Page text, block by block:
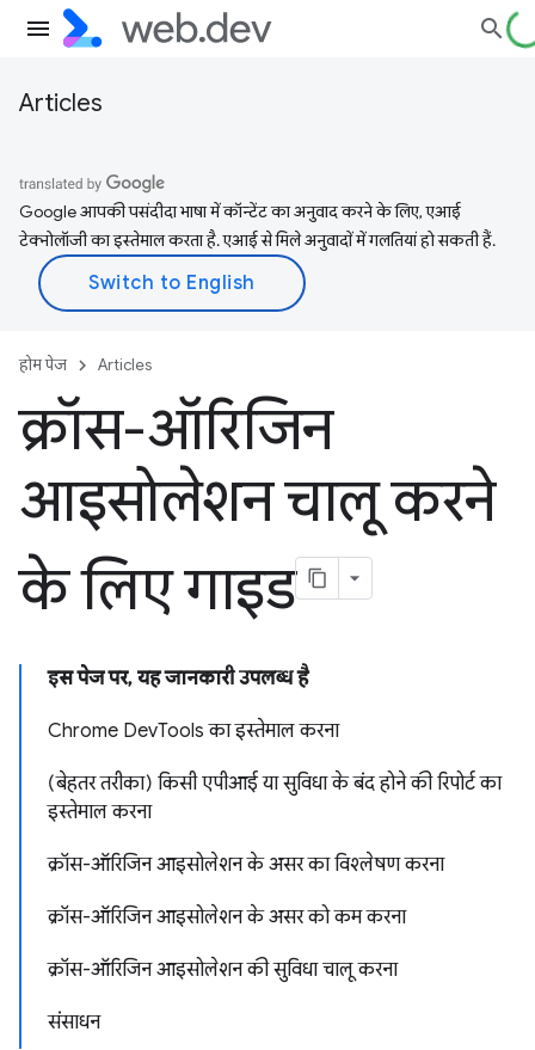
Articles
Google आपकी पसंदीदा भाषा में कॉन्टेंट का अनुवाद करने के लिए, एआई
टेक्नोलॉजी का इस्तेमाल करता है. एआई से मिले अनुवादों में गलतियां हो सकती हैं.
होम पेज Articles
क्रॉस-ऑरिजिन
आइसोलेशन चालू करने
के लिए गाइड
इस पेज पर, यह जानकारी उपलब्ध है
Chrome DevTools का इस्तेमाल करना
(बेहतर तरीका) किसी एपीआई या सुविधा के बंद होने की रिपोर्ट का
इस्तेमाल करना
क्रॉस-ऑरिजिन आइसोलेशन के असर का विश्लेषण करना
क्रॉस-ऑरिजिन आइसोलेशन के असर को कम करना
क्रॉस-ऑरिजिन आइसोलेशन की सुविधा चालू करना
संसाधन